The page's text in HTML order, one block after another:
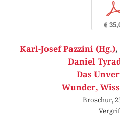
€
Karl-Josef Pazzini (Hg.),
Daniel
Das
Wunder,
Broschur,